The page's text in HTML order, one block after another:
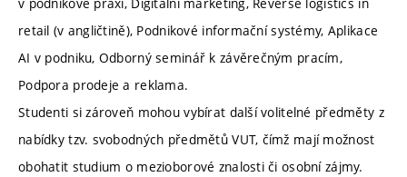
retail (v angličtině), Podnikové informační systémy, Aplikace
AI v podniku, Odborný seminář k závěrečným pracím,
Podpora prodeje a reklama.
Studenti si zároveň mohou vybírat další volitelné předměty z
nabídky tzv. svobodných předmětů VUT, čímž mají možnost
obohatit studium o mezioborové znalosti či osobní zájmy.